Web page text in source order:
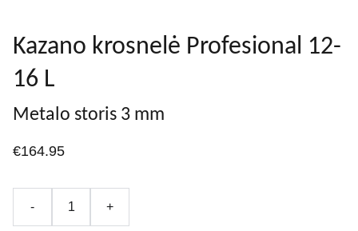
Kazano krosnelė Profesional 12-
16 L
Metalo storis 3 mm
€164.95
- +